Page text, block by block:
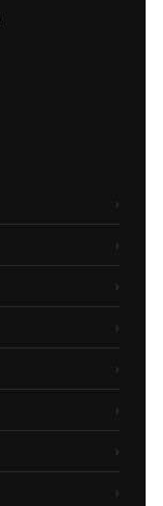
›
›
›
›
›
›
›
›